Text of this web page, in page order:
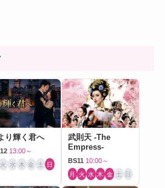
り輝く君へ
13:00～
火 水 木 金 土 日
武則天 -The
Empress-
BS11 10:00～
月 火 水 木 金 土 日